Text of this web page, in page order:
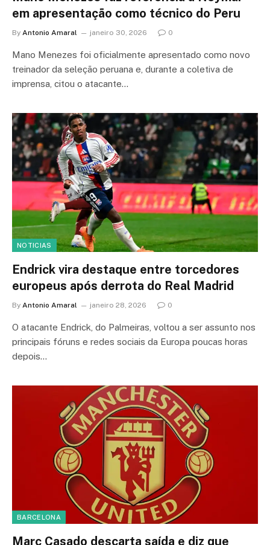
em apresentação como técnico do Peru
By Antonio Amaral janeiro 30, 2026 0
Mano Menezes foi oficialmente apresentado como novo
treinador da seleção peruana e, durante a coletiva de
imprensa, citou o atacante…
NOTICIAS
Endrick vira destaque entre torcedores
europeus após derrota do Real Madrid
By Antonio Amaral janeiro 28, 2026 0
O atacante Endrick, do Palmeiras, voltou a ser assunto nos
principais fóruns e redes sociais da Europa poucas horas
depois…
BARCELONA
Marc Casado descarta saída e diz que